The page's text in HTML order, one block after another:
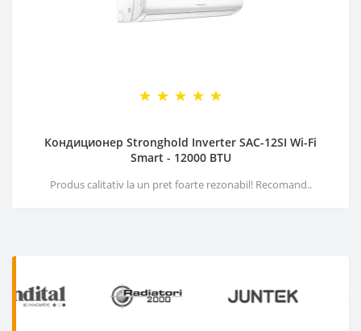
Кондиционер Stronghold Inverter SAC-12SI Wi-Fi
Smart - 12000 BTU
Produs calitativ la un pret foarte rezonabil! Recomand..